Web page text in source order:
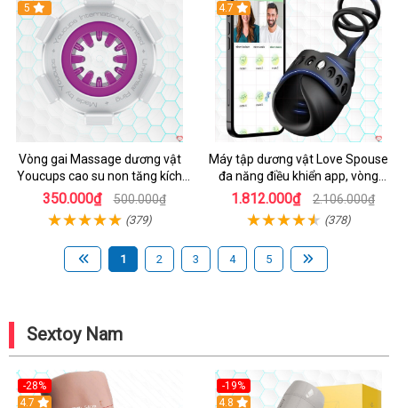
5
Vòng gai Massage dương vật
Youcups cao su non tăng kích
thước
350.000₫ 500.000₫
(379)
4.7
Máy tập dương vật Love Spouse
đa năng điều khiển app, vòng
đeo siêu tiện
1.812.000₫ 2.106.000₫
(378)
1 2 3 4 5
Sextoy Nam
-28%
4.7
-19%
Hot
4.8